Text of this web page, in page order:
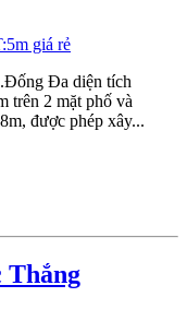
Đa diện tích
trên 2 mặt phố và
được phép xây...
Thắng